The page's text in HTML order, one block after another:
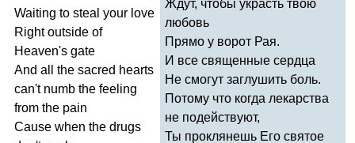
Waiting to steal your love
Right outside of
Heaven's gate
And all the sacred hearts
can't numb the feeling
from the pain
Cause when the drugs
Ждут, чтобы украсть твою
любовь
Прямо у ворот Рая.
И все священные сердца
Не смогут заглушить боль.
Потому что когда лекарства
не подействуют,
Ты проклянешь Его святое